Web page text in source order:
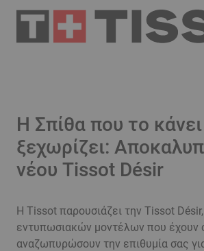
Η Σπίθα που το
ξεχωρίζει:
νέου Tissot Désir
Η Tissot παρουσιάζει την Tissot
εντυπωσιακών μοντέλων που έχουν
αναζωπυρώσουν την επιθυμία σας